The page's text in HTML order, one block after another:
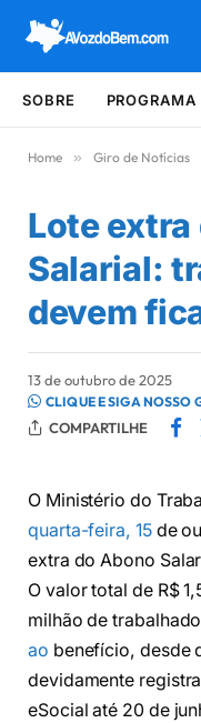
SOBRE
Home » Giro de Notícias
Lote
Salarial:
devem
13 de outubro de 2025
CLIQUE E SIGA NOSSO
COMPARTILHE
O Ministério do
quarta-feira, 15 de
extra do Abono
O valor total de R$
milhão de
ao benefício, desde
devidamente
eSocial até 20 de